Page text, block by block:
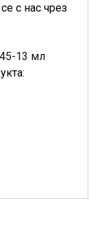
с нас чрез
13 мл